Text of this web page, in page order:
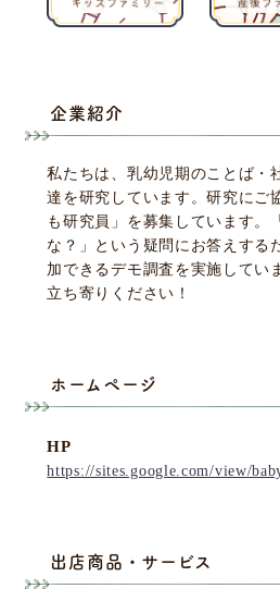
企業紹介
私たちは、乳幼児期のことば・
達を研究しています。研究にご
も研究員」を募集しています。
な？」という疑問にお答えする
加できるデモ調査を実施してい
立ち寄りください！
ホームページ
HP
https://sites.google.com/view/
出店商品・サービス